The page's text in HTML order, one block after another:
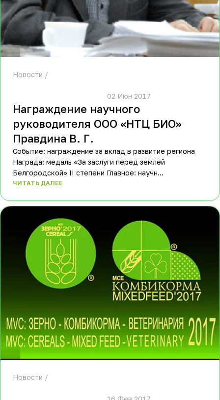
Новости
Награждение научного
руководителя ООО «НТЦ БИО»
Правдина В. Г.
Событие: награждение за вклад в развитие региона
Награда: медаль «За заслуги перед землёй
Белгородской» II степени Главное: научн...
ЧИТАТЬ ДАЛЕЕ
Новости